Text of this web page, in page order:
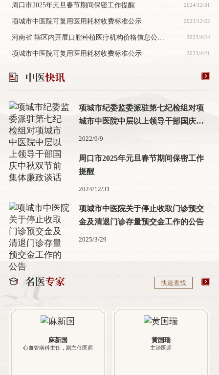
周口市2025年元旦春节期间保密工作提醒 2024/12/31
项城市中医院可复用医用耗材收费标准公示 2023/12/22
河南省 辖区内开展口腔种植医疗机构价格信息公
2023/4/24
项城市中医院可复用医用耗材收费标准公示 2023/4/21
项城市纪委监委派驻第七纪检组对项
城市中医院中层以上领导干部国庆中
2022/9/9
周口市2025年元旦春节期间保密工作
提醒
2024/12/31
项城市中医院关于停止收取门诊预交
金及清退门诊存量预交金工作的公告
2025/3/29
快速查找
麻新国
心血管病科主任，副主任医师
黄国瑞
主治医师